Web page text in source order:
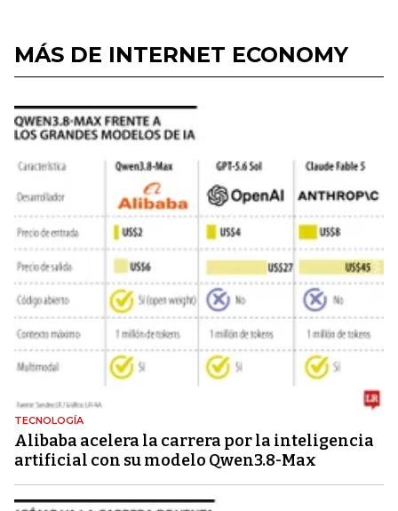
MÁS DE INTERNET ECONOMY
TECNOLOGÍA
Alibaba acelera la carrera por la inteligencia
artificial con su modelo Qwen3.8-Max